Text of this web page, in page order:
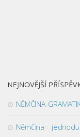
NEJNOVĚJŠÍ
NĚMČINA-
Němčina –